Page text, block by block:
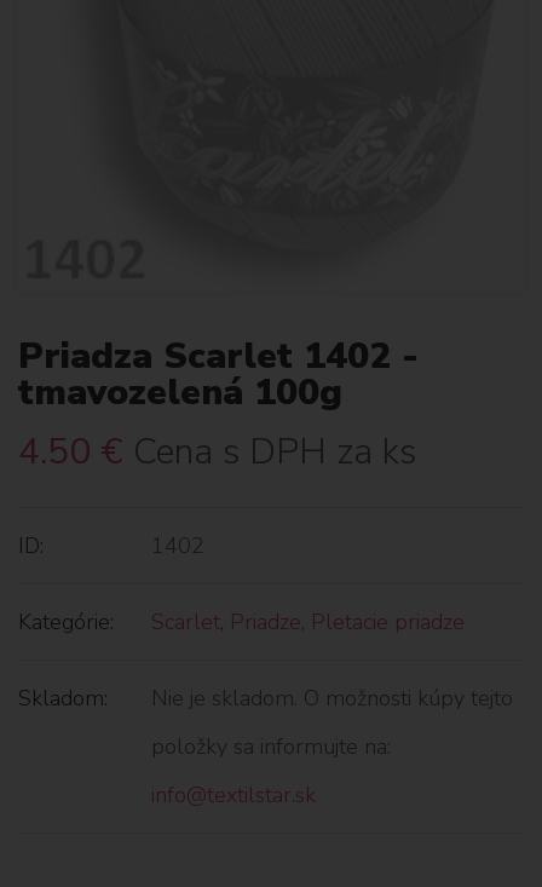
Priadza Scarlet 1402 -
tmavozelená 100g
4.50 € Cena s DPH za ks
ID: 1402
Kategórie: Scarlet, Priadze, Pletacie priadze
Skladom:
Nie je skladom. O možnosti kúpy tejto
položky sa informujte na:
info@textilstar.sk